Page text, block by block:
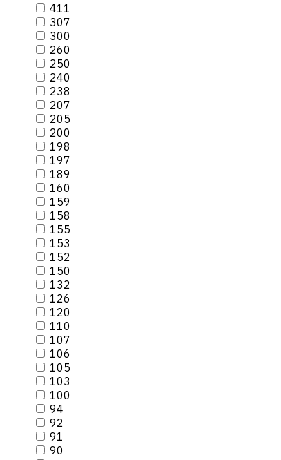
411
307
300
260
250
240
238
207
205
200
198
197
189
160
159
158
155
153
152
150
132
126
120
110
107
106
105
103
100
94
92
91
90